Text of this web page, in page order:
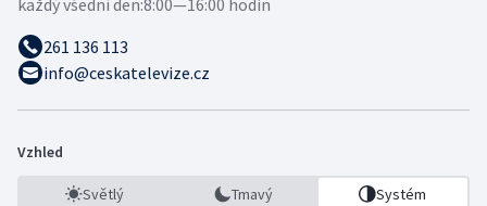
každý všední den:8:00—16:00 hodin
261 136 113
info@ceskatelevize.cz
Vzhled
Světlý Tmavý Systém